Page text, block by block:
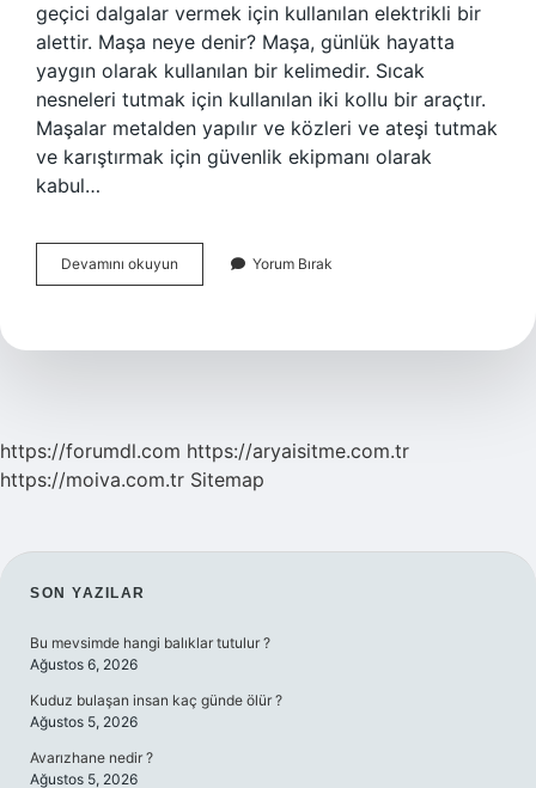
geçici dalgalar vermek için kullanılan elektrikli bir
alettir. Maşa neye denir? Maşa, günlük hayatta
yaygın olarak kullanılan bir kelimedir. Sıcak
nesneleri tutmak için kullanılan iki kollu bir araçtır.
Maşalar metalden yapılır ve közleri ve ateşi tutmak
ve karıştırmak için güvenlik ekipmanı olarak
kabul…
Devamını okuyun
Nedir
Yarar
Yorum Bırak
https://forumdl.com https://aryaisitme.com.tr
https://moiva.com.tr Sitemap
SIDEBAR
SON YAZILAR
Bu mevsimde hangi balıklar tutulur ?
Ağustos 6, 2026
Kuduz bulaşan insan kaç günde ölür ?
Ağustos 5, 2026
Avarızhane nedir ?
Ağustos 5, 2026